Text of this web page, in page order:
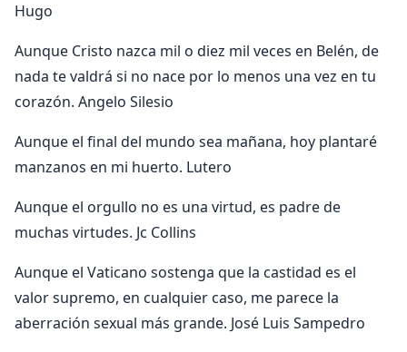
Hugo
Aunque Cristo nazca mil o diez mil veces en Belén, de
nada te valdrá si no nace por lo menos una vez en tu
corazón. Angelo Silesio
Aunque el final del mundo sea mañana, hoy plantaré
manzanos en mi huerto. Lutero
Aunque el orgullo no es una virtud, es padre de
muchas virtudes. Jc Collins
Aunque el Vaticano sostenga que la castidad es el
valor supremo, en cualquier caso, me parece la
aberración sexual más grande. José Luis Sampedro